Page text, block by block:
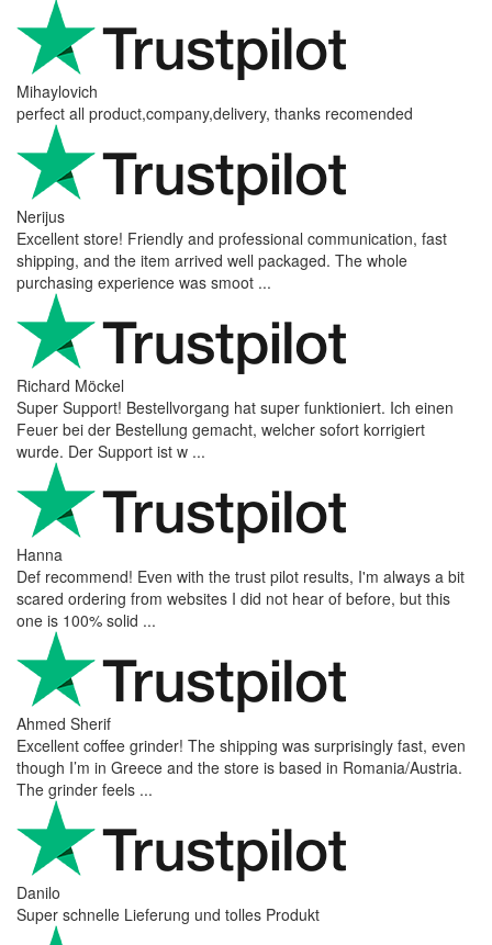
Mihaylovich
perfect all product,company,delivery, thanks recomended
Nerijus
Excellent store! Friendly and professional communication, fast
shipping, and the item arrived well packaged. The whole
purchasing experience was smoot ...
Richard Möckel
Super Support! Bestellvorgang hat super funktioniert. Ich einen
Feuer bei der Bestellung gemacht, welcher sofort korrigiert
wurde. Der Support ist w ...
Hanna
Def recommend! Even with the trust pilot results, I'm always a bit
scared ordering from websites I did not hear of before, but this
one is 100% solid ...
Ahmed Sherif
Excellent coffee grinder! The shipping was surprisingly fast, even
though I’m in Greece and the store is based in Romania/Austria.
The grinder feels ...
Danilo
Super schnelle Lieferung und tolles Produkt